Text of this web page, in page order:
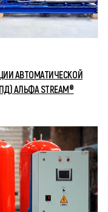
АВТОМАТИЧЕСКОЙ
АЛЬФА STREAM®